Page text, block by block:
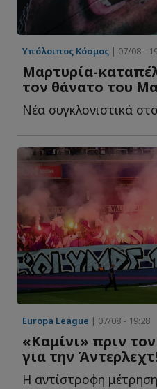
Υπόλοιπος Κόσμος | 07/08 -
Μαρτυρία-
τον θάνατο του
Europa League | 07/08 - 19:28
«Καμίνι» πριν
για την Άντερλεχτ!